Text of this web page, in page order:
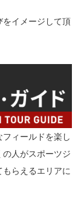
をイメージして頂
ィールドを楽し
人がスポーツジ
らえるエリアに